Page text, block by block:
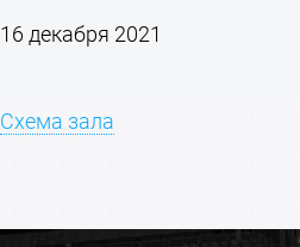
16 декабря 2021
Схема зала